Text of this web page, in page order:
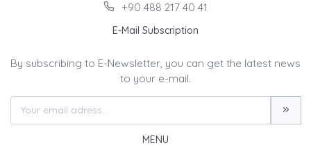
+90 488 217 40 41
E-Mail Subscription
By subscribing to E-Newsletter, you can get the latest news
to your e-mail.
MENU